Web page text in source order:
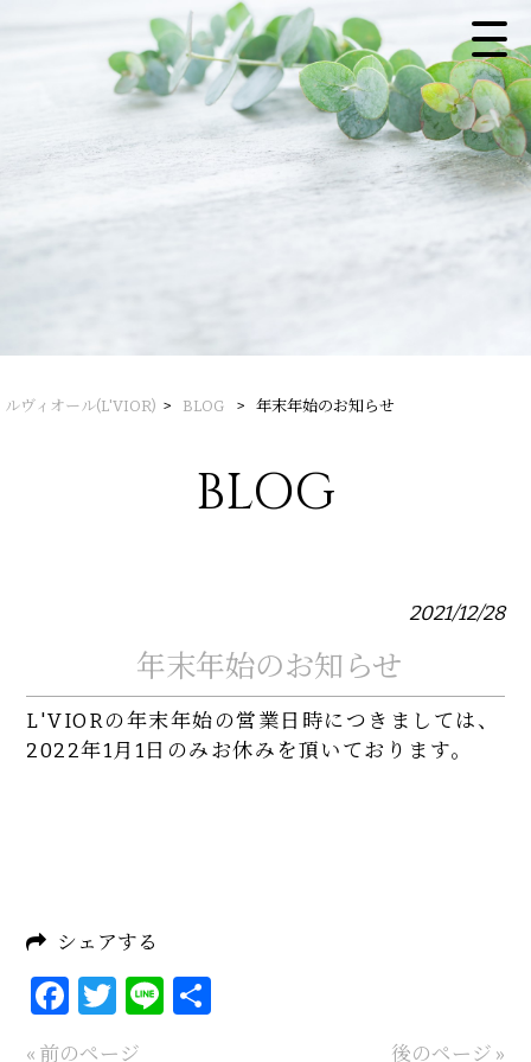
ルヴィオール(L'VIOR) > BLOG > 年末年始のお知らせ
BLOG
2021/12/28
年末年始のお知らせ
L'VIORの年末年始の営業日時につきましては、
2022年1月1日のみお休みを頂いております。
シェアする
Facebook
Twitter
Line
« 前のページ 後のページ »